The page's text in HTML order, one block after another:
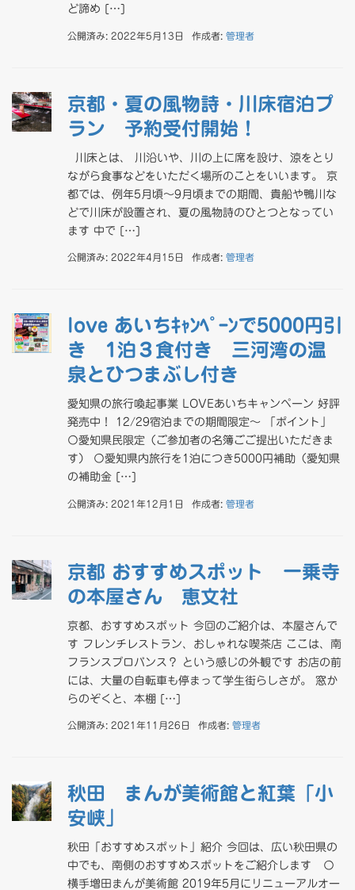
ど諦め […]
公開済み: 2022年5月13日 作成者: 管理者
京都・夏の風物詩・川床宿泊プ
ラン 予約受付開始！
川床とは、 川沿いや、川の上に席を設け、涼をとり
ながら食事などをいただく場所のことをいいます。 京
都では、例年5月頃～9月頃までの期間、貴船や鴨川な
どで川床が設置され、夏の風物詩のひとつとなってい
ます 中で […]
公開済み: 2022年4月15日 作成者: 管理者
love あいちｷｬﾝﾍﾟｰﾝで5000円引
き 1泊３食付き 三河湾の温
泉とひつまぶし付き
愛知県の旅行喚起事業 LOVEあいちキャンペーン 好評
発売中！ 12/29宿泊までの期間限定～ 「ポイント」
〇愛知県民限定（ご参加者の名簿ごご提出いただきま
す） 〇愛知県内旅行を1泊につき5000円補助（愛知県
の補助金 […]
公開済み: 2021年12月1日 作成者: 管理者
京都 おすすめスポット 一乗寺
の本屋さん 恵文社
京都、おすすめスポット 今回のご紹介は、本屋さんで
す フレンチレストラン、おしゃれな喫茶店 ここは、南
フランスプロバンス？ という感じの外観です お店の前
には、大量の自転車も停まって学生街らしさが。 窓か
らのぞくと、本棚 […]
公開済み: 2021年11月26日 作成者: 管理者
秋田 まんが美術館と紅葉「小
安峡」
秋田「おすすめスポット」紹介 今回は、広い秋田県の
中でも、南側のおすすめスポットをご紹介します 〇
横手増田まんが美術館 2019年5月にリニューアルオー